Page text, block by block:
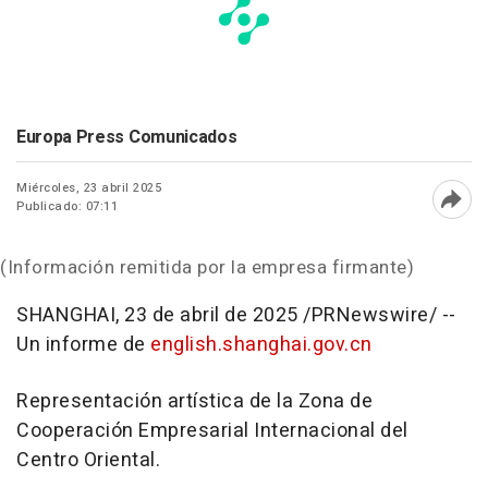
Europa Press Comunicados
Miércoles, 23 abril 2025
Publicado: 07:11
(Información remitida por la empresa firmante)
SHANGHAI, 23 de abril de 2025/PRNewswire/ --
Un informe de english.shanghai.gov.cn
Representación artística de la Zona de
Cooperación Empresarial Internacional del
Centro Oriental.